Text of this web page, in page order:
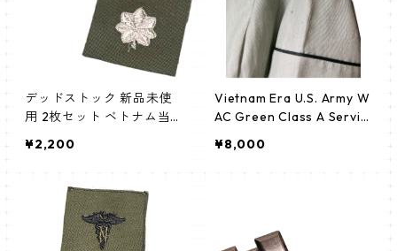
デッドストック 新品未使
用 2枚セット ベトナム当
O-5 襟章
¥2,200
Vietnam Era U.S. Army W
AC Green Class A Servic
ット販売！ベトナム戦争時
制服 ナース仕様 RARE
¥8,000